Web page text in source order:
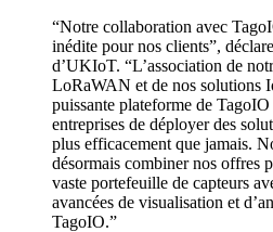
“Notre collaboration avec
inédite pour nos clients”,
d’UKIoT. “L’association de
LoRaWAN et de nos solutions
puissante plateforme de
entreprises de déployer des
plus efficacement que jamais.
désormais combiner nos offres
vaste portefeuille de capteurs
avancées de visualisation et
TagoIO.”